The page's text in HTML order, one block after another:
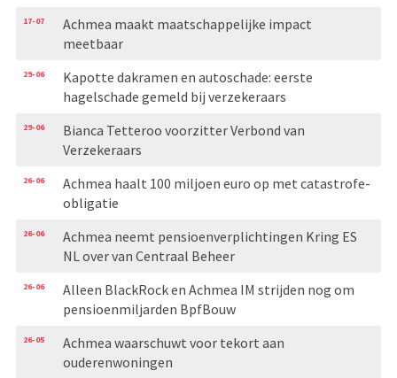
17-07
Achmea maakt maatschappelijke impact
meetbaar
29-06
Kapotte dakramen en autoschade: eerste
hagelschade gemeld bij verzekeraars
29-06
Bianca Tetteroo voorzitter Verbond van
Verzekeraars
26-06
Achmea haalt 100 miljoen euro op met catastrofe-
obligatie
26-06
Achmea neemt pensioenverplichtingen Kring ES
NL over van Centraal Beheer
26-06
Alleen BlackRock en Achmea IM strijden nog om
pensioenmiljarden BpfBouw
26-05
Achmea waarschuwt voor tekort aan
ouderenwoningen